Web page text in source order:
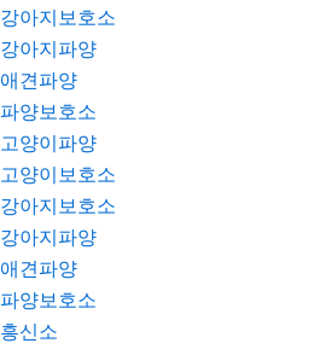
강아지보호소
강아지파양
애견파양
파양보호소
고양이파양
고양이보호소
강아지보호소
강아지파양
애견파양
파양보호소
흥신소